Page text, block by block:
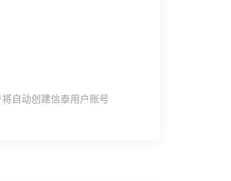
自动创建信泰用户账号